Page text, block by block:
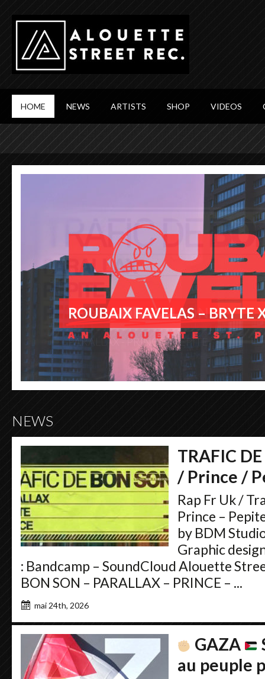
HOME NEWS ARTISTS SHOP VIDEOS
ROUBAIX FAVELAS – BRYTE
NEWS
TRAFIC
/ Prince /
Rap Fr Uk /
Prince –
by BDM
Graphic
: Bandcamp – SoundCloud Alouette
BON SON – PARALLAX – PRINCE – ...
mai 24th, 2026
GAZA
au peuple